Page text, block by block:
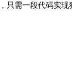
只需一段代码实